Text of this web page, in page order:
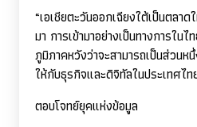
“เอเชียตะวันออกเฉียงใต้เป็นตลา
มา การเข้ามาอย่างเป็นทางการใน
ภูมิภาคหวังว่าจะสามารถเป็นส่วนห
ให้กับธุรกิจและดิจิทัลในประเทศไท
ตอบโจทย์ยุคแห่งข้อมูล